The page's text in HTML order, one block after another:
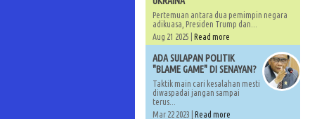
Pertemuan antara dua pemimpin negara
adikuasa, Presiden Trump dan...
Aug 21 2025 | Read more
ADA SULAPAN POLITIK
"BLAME GAME" DI SENAYAN?
Taktik main cari kesalahan mesti
diwaspadai jangan sampai
terus...
Mar 22 2023 | Read more